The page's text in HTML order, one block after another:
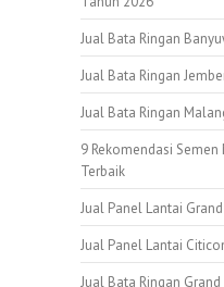
Jual Bata Ringan
Jual Bata Ringan
Jual Bata Ringan
9 Rekomendasi
Terbaik
Jual Panel Lantai
Jual Panel Lantai
Jual Bata Ringan